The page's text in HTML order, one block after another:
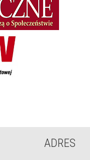
ADRES